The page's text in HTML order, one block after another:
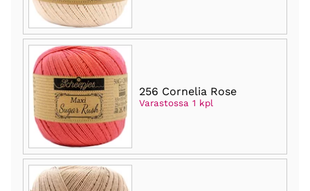
256 Cornelia Rose
Varastossa 1 kpl